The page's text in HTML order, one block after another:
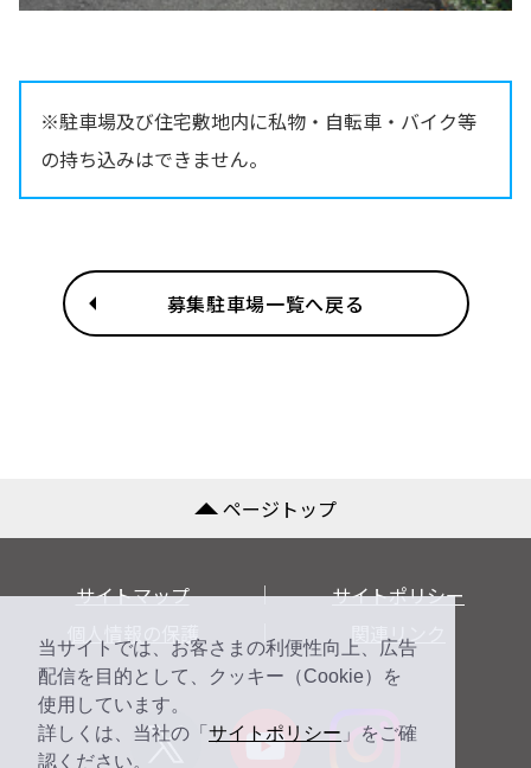
当サイトでは、お客さまの利便性向上、広告
配信を目的として、クッキー（Cookie）を
使用しています。
詳しくは、当社の「 サイトポリシー 」をご確
認ください。
※駐車場及び住宅敷地内に私物・自転車・バイク等
の持ち込みはできません。
募集駐車場一覧へ戻る
ページトップ
サイトマップ
サイトポリシー
個人情報の保護
関連リンク